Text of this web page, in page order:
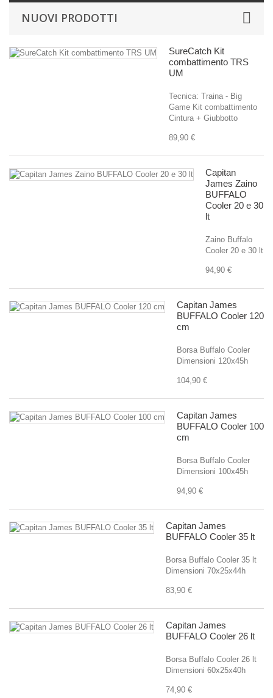
NUOVI PRODOTTI
SureCatch Kit
combattimento TRS
UM
Tecnica: Traina - Big
Game Kit combattimento
Cintura + Giubbotto
89,90 €
Capitan
James Zaino
BUFFALO
Cooler 20 e 30
lt
Zaino Buffalo
Cooler 20 e 30 lt
94,90 €
Capitan James
BUFFALO Cooler 120
cm
Borsa Buffalo Cooler
Dimensioni 120x45h
104,90 €
Capitan James
BUFFALO Cooler 100
cm
Borsa Buffalo Cooler
Dimensioni 100x45h
94,90 €
Capitan James
BUFFALO Cooler 35 lt
Borsa Buffalo Cooler 35 lt
Dimensioni 70x25x44h
83,90 €
Capitan James
BUFFALO Cooler 26 lt
Borsa Buffalo Cooler 26 lt
Dimensioni 60x25x40h
74,90 €